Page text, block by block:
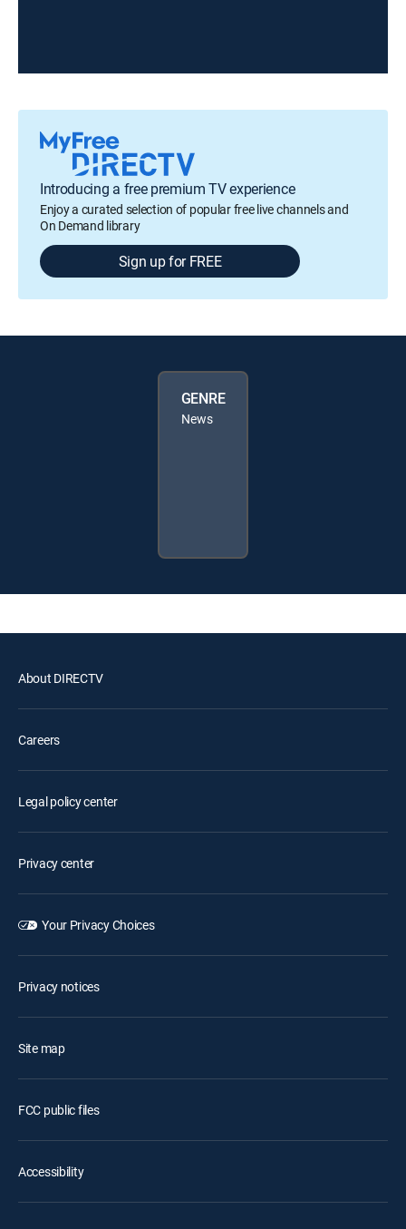
Introducing a free premium TV experience
Enjoy a curated selection of popular free live channels and
On Demand library
Sign up for FREE
GENRE
News
About DIRECTV
Careers
Legal policy center
Privacy center
Your Privacy Choices
Privacy notices
Site map
FCC public files
Accessibility